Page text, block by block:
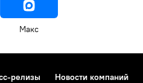
Макс
релизы Новости компаний